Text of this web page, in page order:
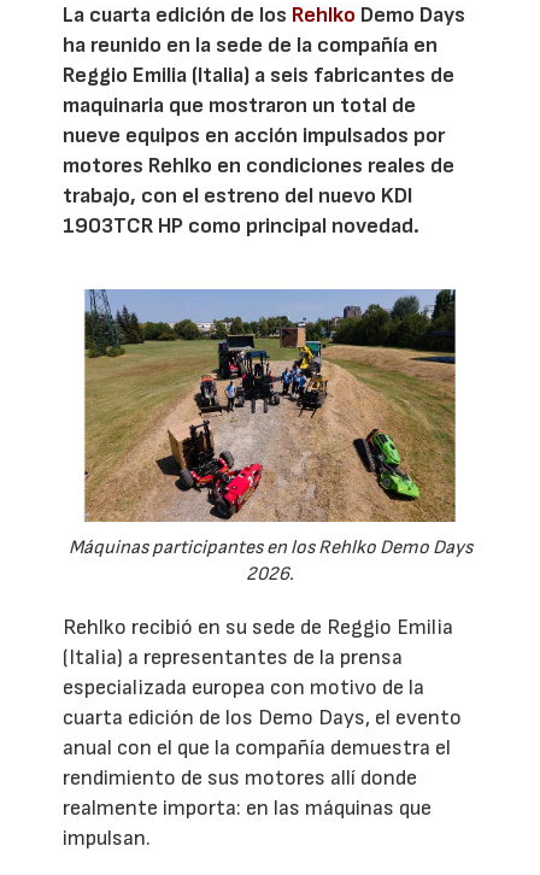
La cuarta edición de los Rehlko Demo Days
ha reunido en la sede de la compañía en
Reggio Emilia (Italia) a seis fabricantes de
maquinaria que mostraron un total de
nueve equipos en acción impulsados por
motores Rehlko en condiciones reales de
trabajo, con el estreno del nuevo KDI
1903TCR HP como principal novedad.
Máquinas participantes en los Rehlko Demo Days
2026.
Rehlko recibió en su sede de Reggio Emilia
(Italia) a representantes de la prensa
especializada europea con motivo de la
cuarta edición de los Demo Days, el evento
anual con el que la compañía demuestra el
rendimiento de sus motores allí donde
realmente importa: en las máquinas que
impulsan.